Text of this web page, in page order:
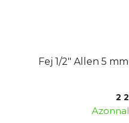
Fej 1/2" Allen 5
2